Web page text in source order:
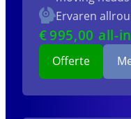
Ervaren
€995,00 all-in
Offerte